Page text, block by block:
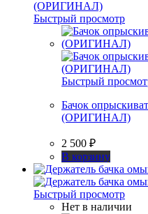
Быстрый просмотр
Быстрый
Бачок
(ОРИГИНАЛ)
2 500 ₽
В корзину
Быстрый просмотр
Нет в наличии